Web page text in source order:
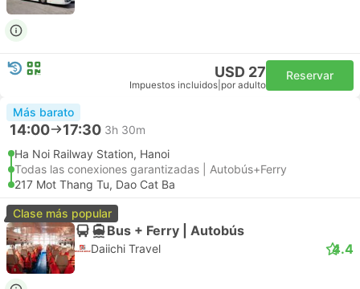
USD 27
Impuestos incluidos por adulto
Reservar
Más barato
14:00 17:30 3h 30m
Ha Noi Railway Station, Hanoi
Todas las conexiones garantizadas | Autobús+Ferry
217 Mot Thang Tu, Dao Cat Ba
Clase más popular
Bus + Ferry | Autobús
Daiichi Travel 4.4